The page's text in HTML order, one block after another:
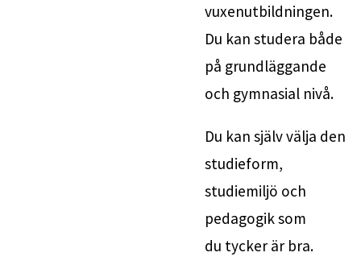
vuxenutbildningen.
Du kan studera både
på grundläggande
och gymnasial nivå.
Du kan själv välja den
studieform,
studiemiljö och
pedagogik som
du tycker är bra.